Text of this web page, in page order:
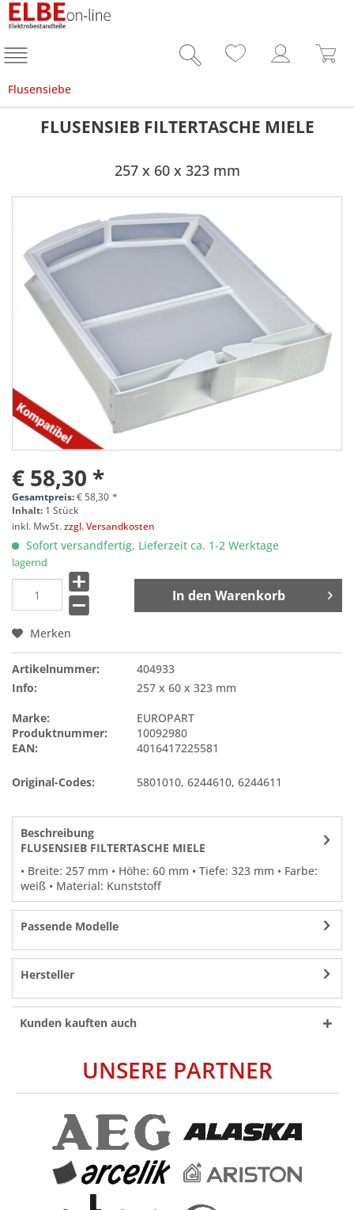
Flusensiebe
FLUSENSIEB FILTERTASCHE MIELE
257 x 60 x 323 mm
€ 58,30 *
Gesamtpreis:€58,30 *
Inhalt: 1 Stück
inkl. MwSt.zzgl. Versandkosten
Sofort versandfertig, Lieferzeit ca. 1-2 Werktage
lagernd
In den Warenkorb
Merken
Artikelnummer:
404933
Info:
257 x 60 x 323 mm
Marke:
EUROPART
Produktnummer:
10092980
EAN:
4016417225581
Original-Codes: 5801010,6244610,6244611
Beschreibung
FLUSENSIEB FILTERTASCHE MIELE
• Breite: 257 mm • Höhe: 60 mm • Tiefe: 323 mm • Farbe:
weiß • Material: Kunststoff
Passende Modelle
Hersteller
Kunden kauften auch
UNSERE PARTNER